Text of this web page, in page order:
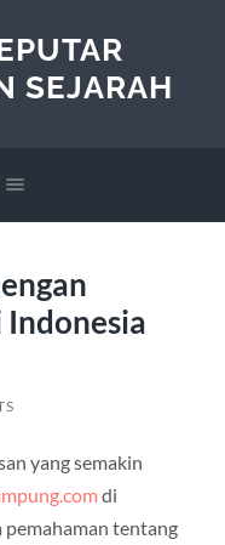
SEJARAH
Indonesia
yang semakin
di
tentang